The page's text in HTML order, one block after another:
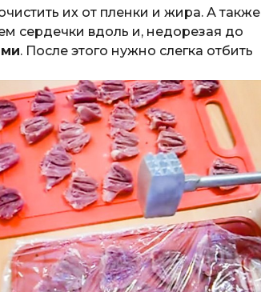
их от пленки и жира. А также
сердечки вдоль и, недорезая до
. После этого нужно слегка отбить